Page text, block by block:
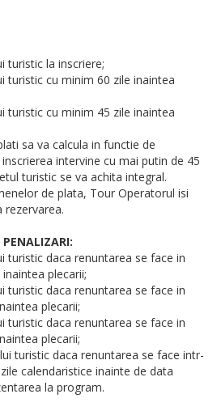
turistic la inscriere;
turistic cu minim 60 zile inaintea
turistic cu minim 45 zile inaintea
sa va calcula in functie de
intervine cu mai putin de 45
turistic se va achita integral.
de plata, Tour Operatorul isi
rezervarea.
turistic daca renuntarea se face in
plecarii;
turistic daca renuntarea se face in
plecarii;
turistic daca renuntarea se face in
plecarii;
turistic daca renuntarea se face intr-
calendaristice inainte de data
la program.